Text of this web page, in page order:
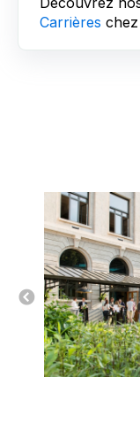
Carrières